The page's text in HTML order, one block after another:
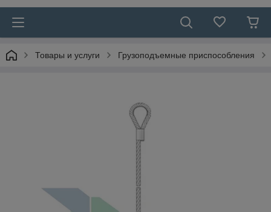
Товары и услуги Грузоподъемные приспособления